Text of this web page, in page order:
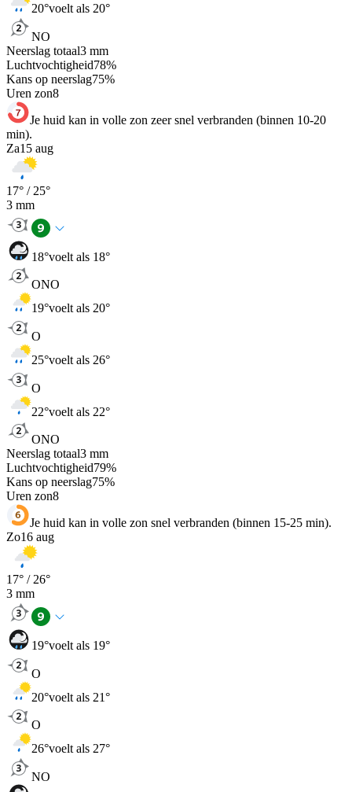
20°voelt als 20°
NO
Neerslag totaal3 mm
Luchtvochtigheid78%
Kans op neerslag75%
Uren zon8
Je huid kan in volle zon zeer snel verbranden (binnen 10-20
min).
Za15 aug
17° / 25°
3 mm
18°voelt als 18°
ONO
19°voelt als 20°
O
25°voelt als 26°
O
22°voelt als 22°
ONO
Neerslag totaal3 mm
Luchtvochtigheid79%
Kans op neerslag75%
Uren zon8
Je huid kan in volle zon snel verbranden (binnen 15-25 min).
Zo16 aug
17° / 26°
3 mm
19°voelt als 19°
O
20°voelt als 21°
O
26°voelt als 27°
NO